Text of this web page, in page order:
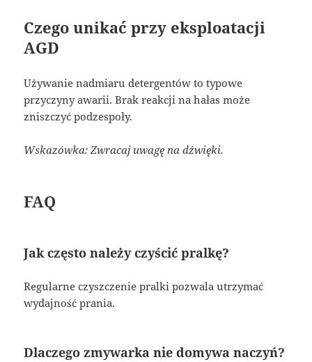
Czego unikać przy eksploatacji
AGD
Używanie nadmiaru detergentów to typowe
przyczyny awarii. Brak reakcji na hałas może
zniszczyć podzespoły.
Wskazówka: Zwracaj uwagę na dźwięki.
FAQ
Jak często należy czyścić pralkę?
Regularne czyszczenie pralki pozwala utrzymać
wydajność prania.
Dlaczego zmywarka nie domywa naczyń?